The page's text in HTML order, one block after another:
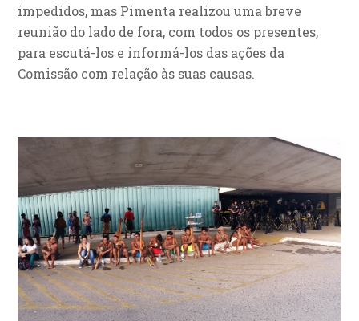
impedidos, mas Pimenta realizou uma breve
reunião do lado de fora, com todos os presentes,
para escutá-los e informá-los das ações da
Comissão com relação às suas causas.